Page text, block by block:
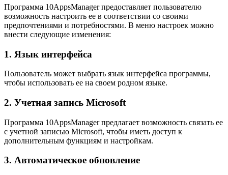
Программа 10AppsManager предоставляет пользователю
возможность настроить ее в соответствии со своими
предпочтениями и потребностями. В меню настроек можно
внести следующие изменения:
1. Язык интерфейса
Пользователь может выбрать язык интерфейса программы,
чтобы использовать ее на своем родном языке.
2. Учетная запись Microsoft
Программа 10AppsManager предлагает возможность связать ее
с учетной записью Microsoft, чтобы иметь доступ к
дополнительным функциям и настройкам.
3. Автоматическое обновление